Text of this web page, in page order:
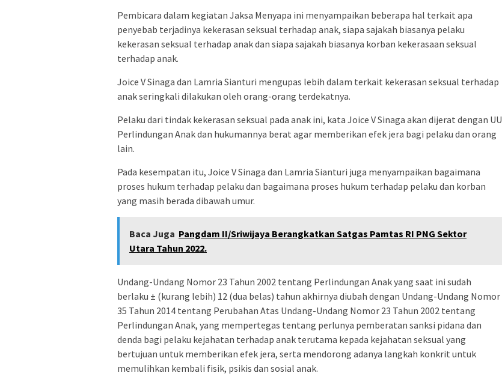
Pembicara dalam kegiatan Jaksa Menyapa ini menyampaikan beberapa hal terkait apa
penyebab terjadinya kekerasan seksual terhadap anak, siapa sajakah biasanya pelaku
kekerasan seksual terhadap anak dan siapa sajakah biasanya korban kekerasaan seksual
terhadap anak.
Joice V Sinaga dan Lamria Sianturi mengupas lebih dalam terkait kekerasan seksual terhadap
anak seringkali dilakukan oleh orang-orang terdekatnya.
Pelaku dari tindak kekerasan seksual pada anak ini, kata Joice V Sinaga akan dijerat dengan UU
Perlindungan Anak dan hukumannya berat agar memberikan efek jera bagi pelaku dan orang
lain.
Pada kesempatan itu, Joice V Sinaga dan Lamria Sianturi juga menyampaikan bagaimana
proses hukum terhadap pelaku dan bagaimana proses hukum terhadap pelaku dan korban
yang masih berada dibawah umur.
Baca Juga Pangdam II/Sriwijaya Berangkatkan Satgas Pamtas RI PNG Sektor
Utara Tahun 2022.
Undang-Undang Nomor 23 Tahun 2002 tentang Perlindungan Anak yang saat ini sudah
berlaku ± (kurang lebih) 12 (dua belas) tahun akhirnya diubah dengan Undang-Undang Nomor
35 Tahun 2014 tentang Perubahan Atas Undang-Undang Nomor 23 Tahun 2002 tentang
Perlindungan Anak, yang mempertegas tentang perlunya pemberatan sanksi pidana dan
denda bagi pelaku kejahatan terhadap anak terutama kepada kejahatan seksual yang
bertujuan untuk memberikan efek jera, serta mendorong adanya langkah konkrit untuk
memulihkan kembali fisik, psikis dan sosial anak.